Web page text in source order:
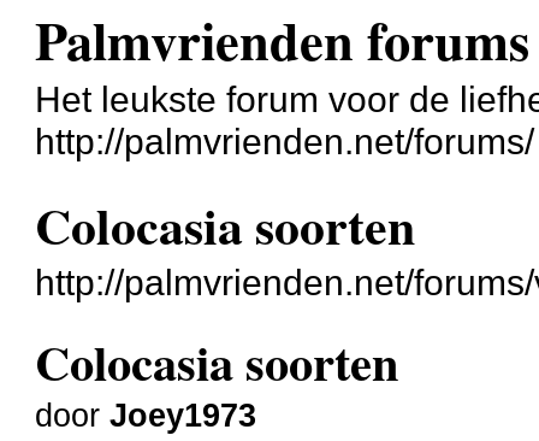
Palmvrienden forums
Het leukste forum voor de
http://palmvrienden.net/forums/
Colocasia soorten
http://palmvrienden.net/
Colocasia soorten
doorJoey1973